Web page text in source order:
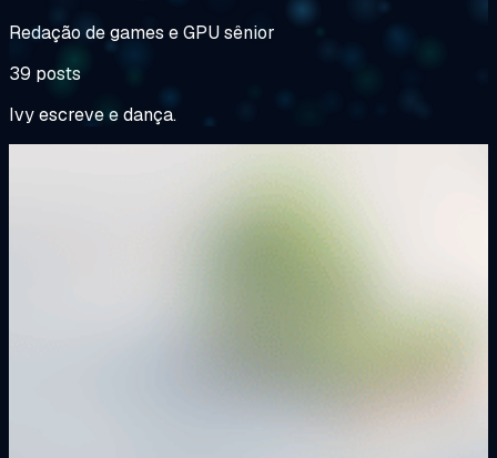
Redação de games e GPU sênior
39 posts
Ivy escreve e dança.